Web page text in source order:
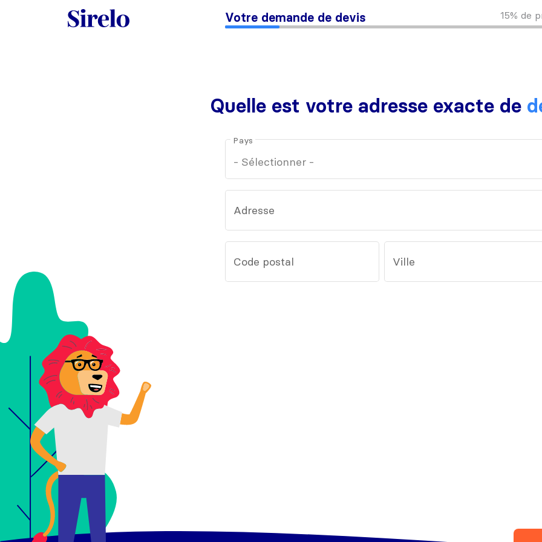
Votre demande de devis 15% de
Quelle est votre adresse exacte de
Pays
Adresse
Code postal Ville